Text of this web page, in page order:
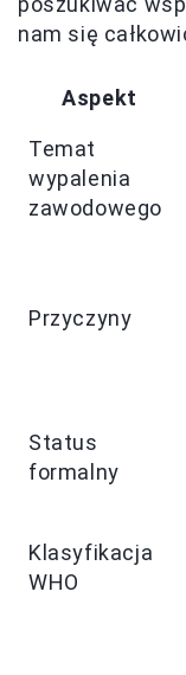
nam się
Aspekt
Temat
wypalenia
zawodowego
Przyczyny
Status
formalny
Klasyfikacja
WHO